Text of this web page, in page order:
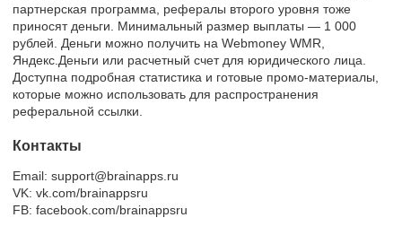
партнерская программа, рефералы второго уровня тоже
приносят деньги. Минимальный размер выплаты — 1 000
рублей. Деньги можно получить на Webmoney WMR,
Яндекс.Деньги или расчетный счет для юридического лица.
Доступна подробная статистика и готовые промо-материалы,
которые можно использовать для распространения
реферальной ссылки.
Контакты
Email: support@brainapps.ru
VK: vk.com/brainappsru
FB: facebook.com/brainappsru